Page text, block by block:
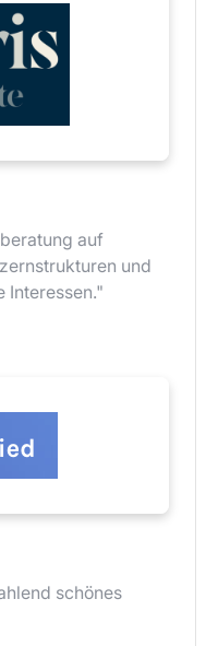
auf
und
Interessen."
schönes